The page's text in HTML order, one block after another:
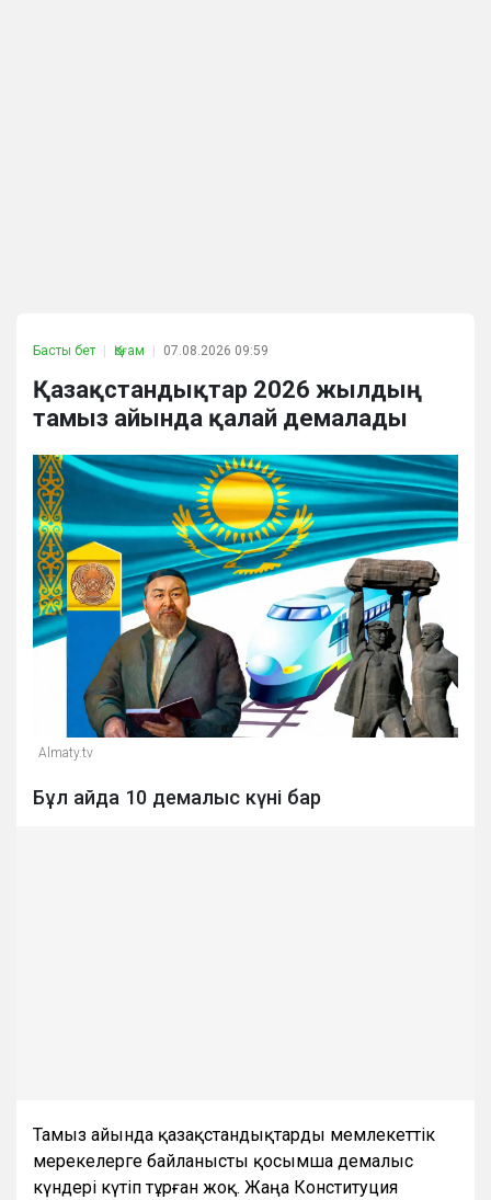
Басты бет Қоғам 07.08.2026 09:59
Қазақстандықтар 2026 жылдың
тамыз айында қалай демалады
Almaty.tv
Бұл айда 10 демалыс күні бар
Тамыз айында қазақстандықтарды мемлекеттік
мерекелерге байланысты қосымша демалыс
күндері күтіп тұрған жоқ. Жаңа Конституция